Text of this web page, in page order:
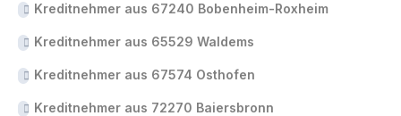
Kreditnehmer aus 67240 Bobenheim-Roxheim
Kreditnehmer aus 65529 Waldems
Kreditnehmer aus 67574 Osthofen
Kreditnehmer aus 72270 Baiersbronn